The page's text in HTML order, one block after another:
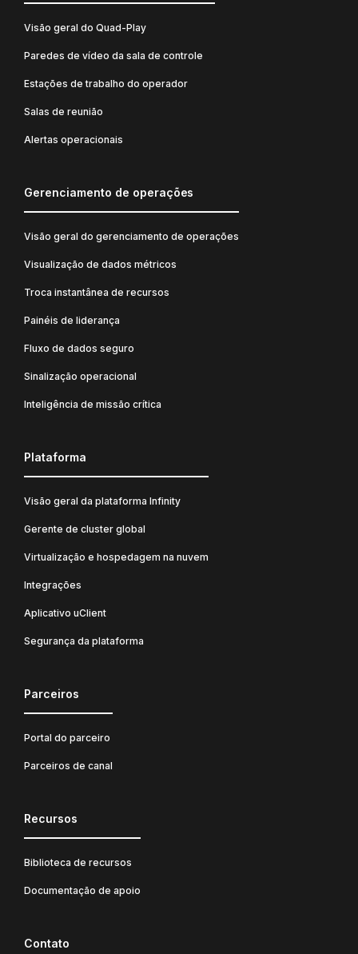
Visão geral do Quad-Play
Paredes de vídeo da sala de controle
Estações de trabalho do operador
Salas de reunião
Alertas operacionais
Gerenciamento de operações
Visão geral do gerenciamento de operações
Visualização de dados métricos
Troca instantânea de recursos
Painéis de liderança
Fluxo de dados seguro
Sinalização operacional
Inteligência de missão crítica
Plataforma
Visão geral da plataforma Infinity
Gerente de cluster global
Virtualização e hospedagem na nuvem
Integrações
Aplicativo uClient
Segurança da plataforma
Parceiros
Portal do parceiro
Parceiros de canal
Recursos
Biblioteca de recursos
Documentação de apoio
Contato